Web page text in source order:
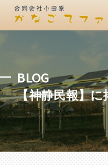
【神静民報】に
BLOG